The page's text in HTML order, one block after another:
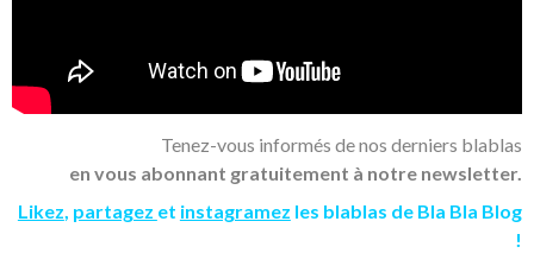
Tenez-vous informés de nos derniers blablas
en vous abonnant gratuitement à notre newsletter.
Likez, partagez et instagramez les blablas de Bla Bla Blog
!